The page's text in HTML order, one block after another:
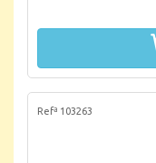
Refª 103263